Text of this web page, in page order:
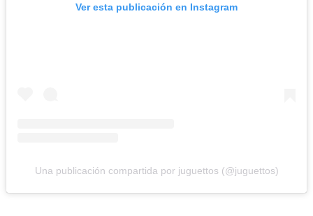
Ver esta publicación en Instagram
Una publicación compartida por juguettos (@juguettos)